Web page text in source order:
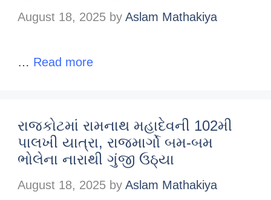
August 18, 2025 by Aslam Mathakiya
… Read more
રાજકોટમાં રામનાથ મહાદેવની 102મી
પાલખી યાત્રા, રાજમાર્ગો બમ-બમ
ભોલેના નારાથી ગુંજી ઉઠ્યા
August 18, 2025 by Aslam Mathakiya